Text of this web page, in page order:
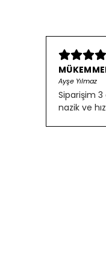
Ayşe Yılmaz
Siparişim
nazik ve